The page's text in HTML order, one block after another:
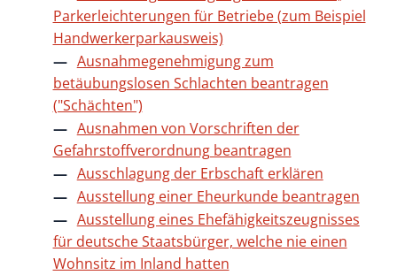
Parkerleichterungen für Betriebe (zum Beispiel
Handwerkerparkausweis)
Ausnahmegenehmigung zum
betäubungslosen Schlachten beantragen
("Schächten")
Ausnahmen von Vorschriften der
Gefahrstoffverordnung beantragen
Ausschlagung der Erbschaft erklären
Ausstellung einer Eheurkunde beantragen
Ausstellung eines Ehefähigkeitszeugnisses
für deutsche Staatsbürger, welche nie einen
Wohnsitz im Inland hatten